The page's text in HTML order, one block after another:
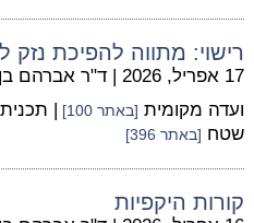
רישוי: מתווה להפיכת נזק
17 אפריל, 2026 | ד"ר אברהם
ועדה מקומית [באתר 100] |
שטח [באתר 396]
קורות היקפיות